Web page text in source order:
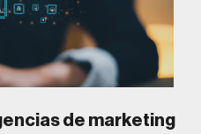
de marketing